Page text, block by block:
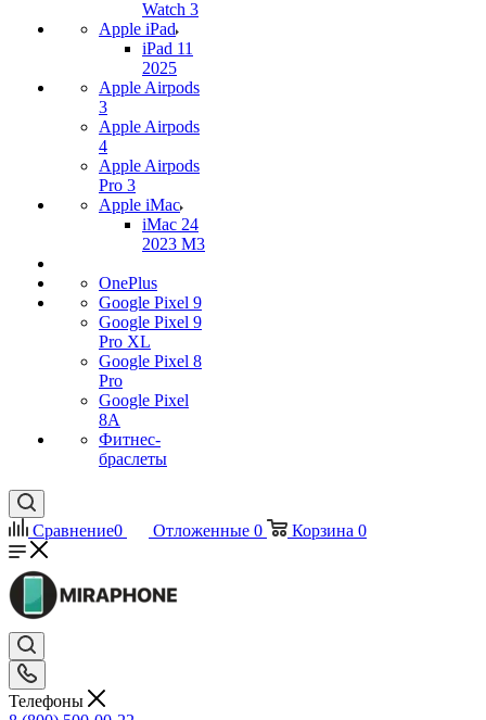
Watch 3
Apple iPad
iPad 11
2025
Apple Airpods
3
Apple Airpods
4
Apple Airpods
Pro 3
Apple iMac
iMac 24
2023 M3
OnePlus
Google Pixel 9
Google Pixel 9
Pro XL
Google Pixel 8
Pro
Google Pixel
8A
Фитнес-
браслеты
Сравнение0 Отложенные 0 Корзина 0
Телефоны